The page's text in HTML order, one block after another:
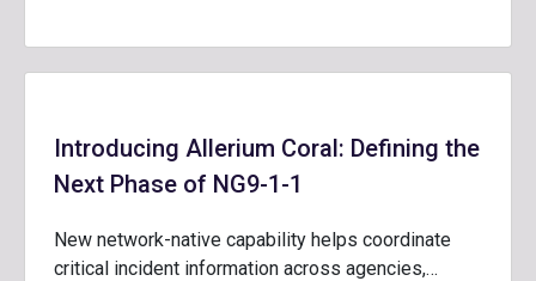
Introducing Allerium Coral: Defining the
Next Phase of NG9-1-1
New network-native capability helps coordinate
critical incident information across agencies,…